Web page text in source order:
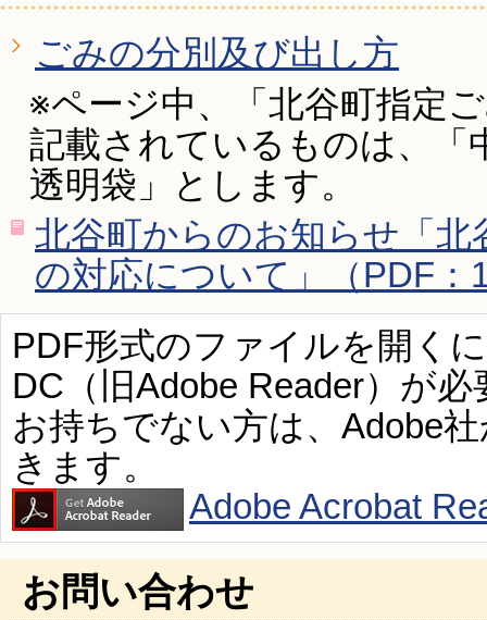
ごみの分別及び出し方
※ページ中、「北谷町指定
記載されているものは、「
透明袋」とします。
北谷町からのお知らせ「
の対応について」（PDF：
PDF形式のファイルを開く
DC（旧Adobe Reader）が必
お持ちでない方は、Adobe
きます。
Adobe Acrobat
お問い合わせ